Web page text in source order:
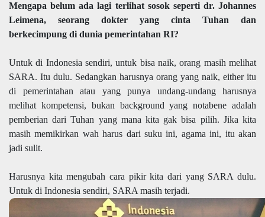
Mengapa belum ada lagi terlihat sosok seperti dr. Johannes
Leimena, seorang dokter yang cinta Tuhan dan
berkecimpung di dunia pemerintahan RI?
Untuk di Indonesia sendiri, untuk bisa naik, orang masih melihat
SARA. Itu dulu. Sedangkan harusnya orang yang naik, either itu
di pemerintahan atau yang punya undang-undang harusnya
melihat kompetensi, bukan background yang notabene adalah
pemberian dari Tuhan yang mana kita gak bisa pilih. Jika kita
masih memikirkan wah harus dari suku ini, agama ini, itu akan
jadi sulit.
Harusnya kita mengubah cara pikir kita dari yang SARA dulu.
Untuk di Indonesia sendiri, SARA masih terjadi.